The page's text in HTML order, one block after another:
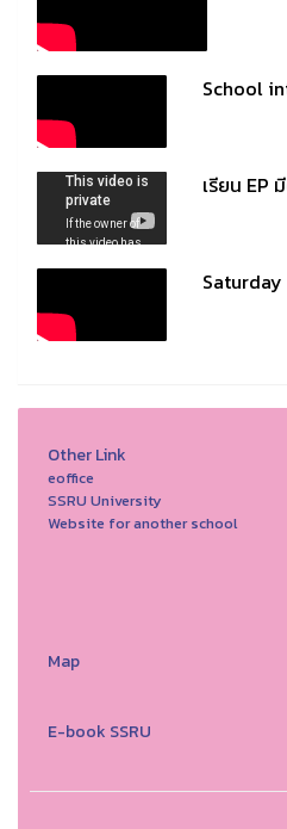
School
เรียน EP
Saturday
Other Link
eoffice
SSRU University
Website for another school
Map
E-book SSRU